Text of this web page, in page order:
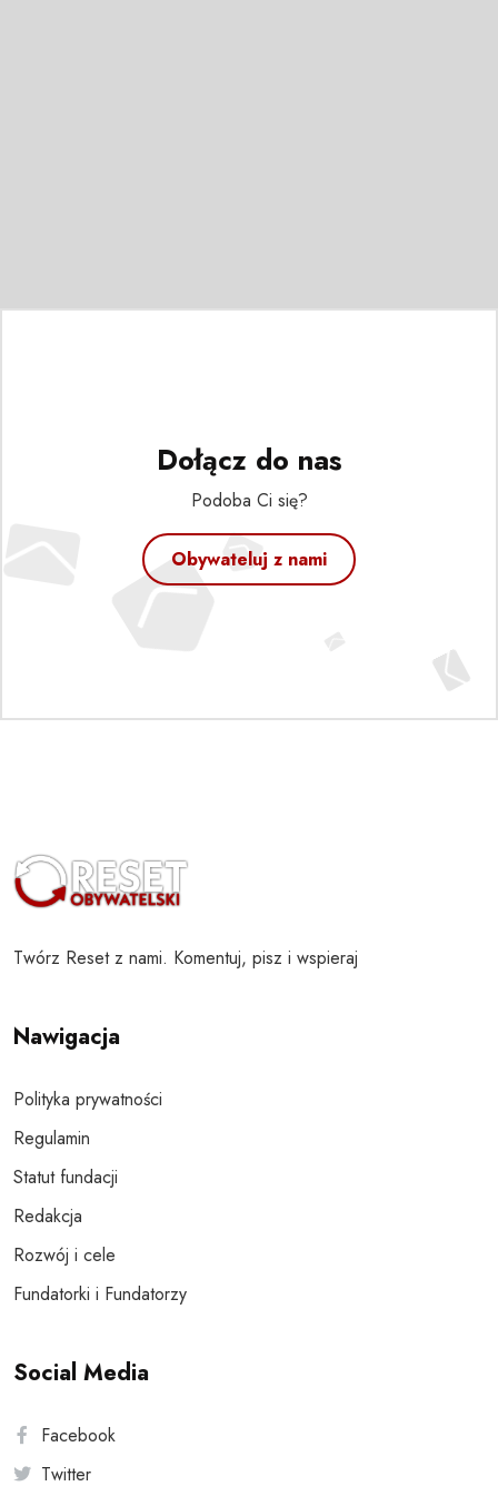
Dołącz do nas
Podoba Ci się?
Obywateluj z nami
Twórz Reset z nami. Komentuj, pisz i wspieraj
Nawigacja
Polityka prywatności
Regulamin
Statut fundacji
Redakcja
Rozwój i cele
Fundatorki i Fundatorzy
Social Media
Facebook
Twitter